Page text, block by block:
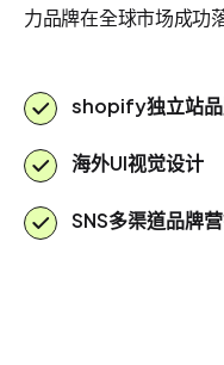
力品牌在全球市场成功
shopify独立站
海外UI视觉设计
SNS多渠道品牌